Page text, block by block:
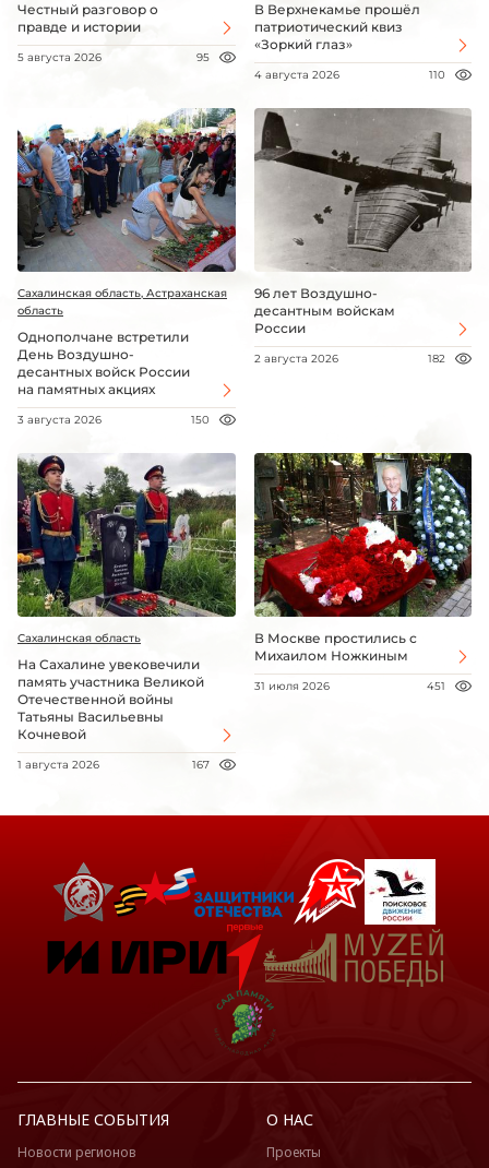
Честный разговор о
правде и истории
5 августа 2026 95
В Верхнекамье прошёл
патриотический квиз
«Зоркий глаз»
4 августа 2026 110
Сахалинская область, Астраханская
область
Однополчане встретили
День Воздушно-
десантных войск России
на памятных акциях
3 августа 2026 150
96 лет Воздушно-
десантным войскам
России
2 августа 2026 182
Сахалинская область
На Сахалине увековечили
память участника Великой
Отечественной войны
Татьяны Васильевны
Кочневой
1 августа 2026 167
В Москве простились с
Михаилом Ножкиным
31 июля 2026 451
ГЛАВНЫЕ СОБЫТИЯ
Новости регионов
О НАС
Проекты